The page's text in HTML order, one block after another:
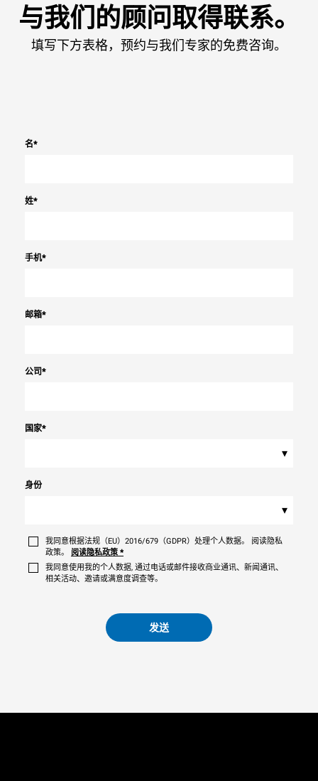
与我们的顾问取得联系。
填写下方表格，预约与我们专家的免费咨询。
名*
姓*
手机*
邮箱*
公司*
国家*
▾
身份
▾
我同意根据法规（EU）2016/679（GDPR）处理个人数据。 阅读隐私
政策。
阅读隐私政策 *
我同意使用我的个人数据, 通过电话或邮件接收商业通讯、新闻通讯、
相关活动、邀请或满意度调查等。
发送